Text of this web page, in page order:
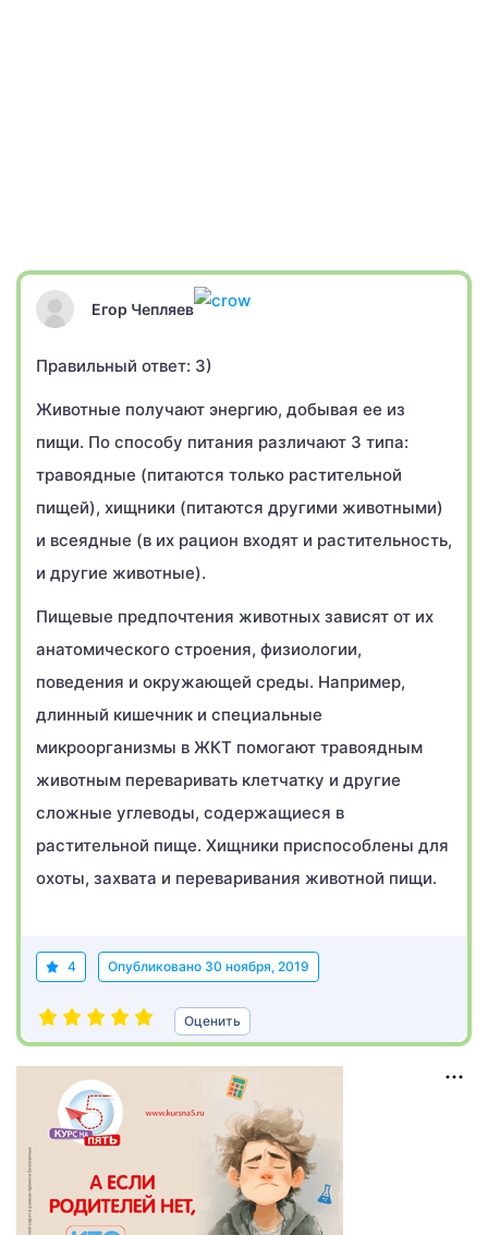
Егор Чепляев
Правильный ответ: 3)
Животные получают энергию, добывая ее из
пищи. По способу питания различают 3 типа:
травоядные (питаются только растительной
пищей), хищники (питаются другими животными)
и всеядные (в их рацион входят и растительность,
и другие животные).
Пищевые предпочтения животных зависят от их
анатомического строения, физиологии,
поведения и окружающей среды. Например,
длинный кишечник и специальные
микроорганизмы в ЖКТ помогают травоядным
животным переваривать клетчатку и другие
сложные углеводы, содержащиеся в
растительной пище. Хищники приспособлены для
охоты, захвата и переваривания животной пищи.
4 Опубликовано 30 ноября, 2019
Оценить